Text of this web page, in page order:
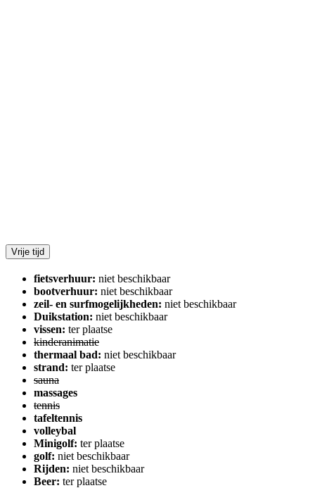
Vrije tijd
fietsverhuur: niet beschikbaar
bootverhuur: niet beschikbaar
zeil- en surfmogelijkheden: niet beschikbaar
Duikstation: niet beschikbaar
vissen: ter plaatse
kinderanimatie
thermaal bad: niet beschikbaar
strand: ter plaatse
sauna
massages
tennis
tafeltennis
volleybal
Minigolf: ter plaatse
golf: niet beschikbaar
Rijden: niet beschikbaar
Beer: ter plaatse